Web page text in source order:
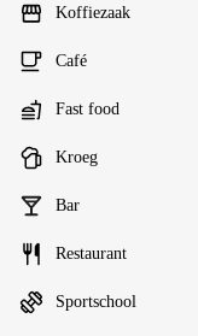
Koffiezaak
Café
Fast food
Kroeg
Bar
Restaurant
Sportschool